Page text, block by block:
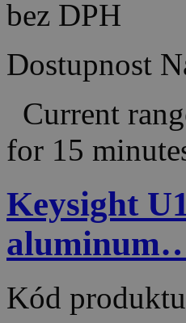
bez DPH
Dostupnost
Current
for 15
Keysight
Kód produktu